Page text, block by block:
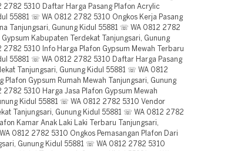
2782 5310 Daftar Harga Pasang Plafon Acrylic
55881 ☏ WA 0812 2782 5310 Ongkos Kerja Pasang
Tanjungsari, Gunung Kidul 55881 ☏ WA 0812 2782
Kabupaten Terdekat Tanjungsari, Gunung
2782 5310 Info Harga Plafon Gypsum Mewah Terbaru
55881 ☏ WA 0812 2782 5310 Daftar Harga Pasang
Tanjungsari, Gunung Kidul 55881 ☏ WA 0812
Plafon Gypsum Rumah Mewah Tanjungsari, Gunung
5310 Harga Jasa Plafon Gypsum Mewah
Kidul 55881 ☏ WA 0812 2782 5310 Vendor
Tanjungsari, Gunung Kidul 55881 ☏ WA 0812 2782
Kamar Anak Laki Laki Terbaru Tanjungsari,
0812 2782 5310 Ongkos Pemasangan Plafon Dari
Gunung Kidul 55881 ☏ WA 0812 2782 5310